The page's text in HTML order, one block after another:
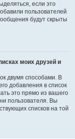
если это
пользователей
будут скрыты
моих друзей и
двумя способами. В
добавления в список
это прямо из вашего
пользователя. Вы
списков на той